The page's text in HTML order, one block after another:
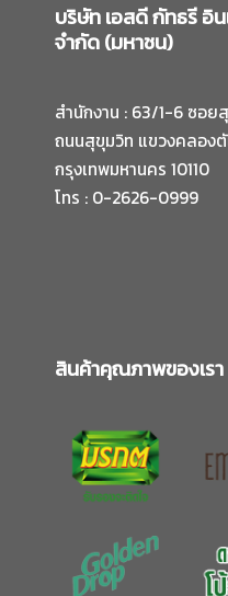
บริษัท เอสดี กัทธรี อิ
จำกัด (มหาชน)
สำนักงาน : 63/1-6 ซอย
ถนนสุขุมวิท แขวงคลอง
กรุงเทพมหานคร 10110
โทร : 0-2626-0999
สินค้าคุณภาพของเรา